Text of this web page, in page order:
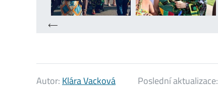
Autor: Klára Vacková Poslední aktualizace: